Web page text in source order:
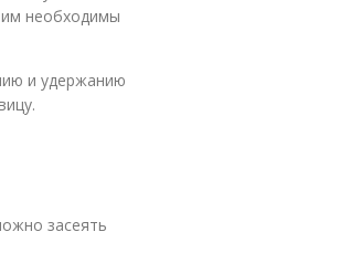
им необходимы
и удержанию
засеять